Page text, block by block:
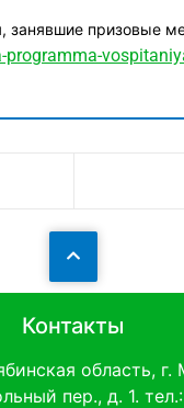
призовые
Контакты
область, г.
пер., д. 1.